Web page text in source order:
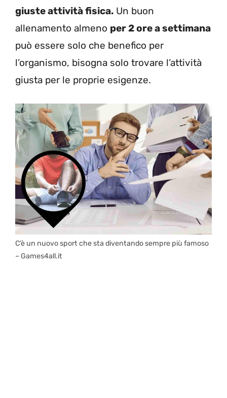
giuste attività fisica. Un buon
allenamento almeno per 2 ore a settimana
può essere solo che benefico per
l’organismo, bisogna solo trovare l’attività
giusta per le proprie esigenze.
C’è un nuovo sport che sta diventando sempre più famoso
– Games4all.it